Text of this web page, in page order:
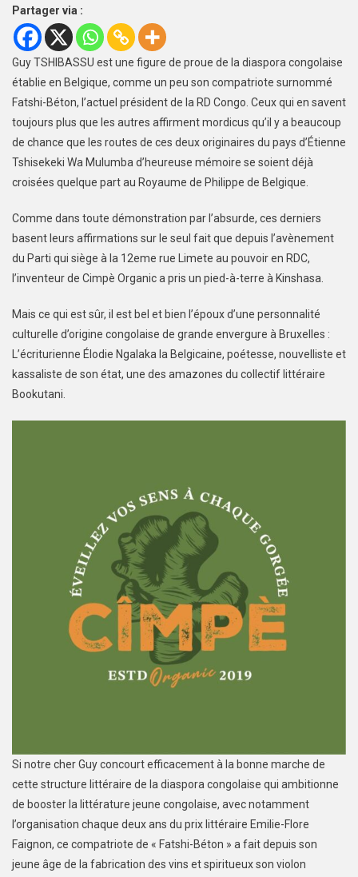
Partager via :
Guy TSHIBASSU est une figure de proue de la diaspora congolaise
établie en Belgique, comme un peu son compatriote surnommé
Fatshi-Béton, l’actuel président de la RD Congo. Ceux qui en savent
toujours plus que les autres affirment mordicus qu’il y a beaucoup
de chance que les routes de ces deux originaires du pays d’Étienne
Tshisekeki Wa Mulumba d’heureuse mémoire se soient déjà
croisées quelque part au Royaume de Philippe de Belgique.
Comme dans toute démonstration par l’absurde, ces derniers
basent leurs affirmations sur le seul fait que depuis l’avènement
du Parti qui siège à la 12eme rue Limete au pouvoir en RDC,
l’inventeur de Cimpè Organic a pris un pied-à-terre à Kinshasa.
Mais ce qui est sûr, il est bel et bien l’époux d’une personnalité
culturelle d’origine congolaise de grande envergure à Bruxelles :
L’écriturienne Élodie Ngalaka la Belgicaine, poétesse, nouvelliste et
kassaliste de son état, une des amazones du collectif littéraire
Bookutani.
Si notre cher Guy concourt efficacement à la bonne marche de
cette structure littéraire de la diaspora congolaise qui ambitionne
de booster la littérature jeune congolaise, avec notamment
l’organisation chaque deux ans du prix littéraire Emilie-Flore
Faignon, ce compatriote de « Fatshi-Béton » a fait depuis son
jeune âge de la fabrication des vins et spiritueux son violon